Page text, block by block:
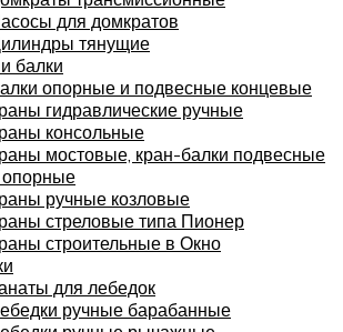
для домкратов
тянущие
балки
опорные и подвесные концевые
гидравлические ручные
консольные
мостовые, кран-балки подвесные
опорные
ручные козловые
стреловые типа Пионер
строительные в Окно
для лебедок
ручные барабанные